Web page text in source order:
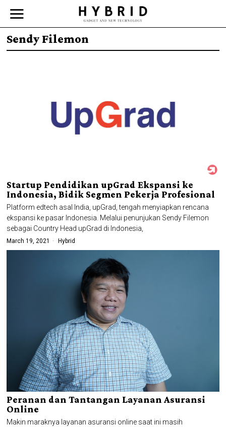
Sendy Filemon
Startup Pendidikan upGrad Ekspansi ke
Indonesia, Bidik Segmen Pekerja Profesional
Platform edtech asal India, upGrad, tengah menyiapkan rencana
ekspansi ke pasar Indonesia. Melalui penunjukan Sendy Filemon
sebagai Country Head upGrad di Indonesia,
March 19, 2021 Hybrid
Peranan dan Tantangan Layanan Asuransi
Online
Makin maraknya layanan asuransi online saat ini masih